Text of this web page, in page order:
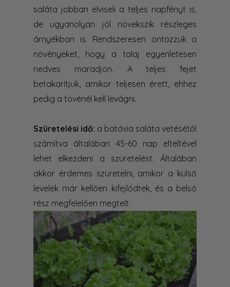
saláta jobban elviseli a teljes napfényt is,
de ugyanolyan jól növekszik részleges
árnyékban is. Rendszeresen öntözzük a
növényeket, hogy a talaj egyenletesen
nedves maradjon. A teljes fejet
betakarítjuk, amikor teljesen érett, ehhez
pedig a tövénél kell levágni.
Szüretelési idő: a batávia saláta vetésétől
számítva általában 45-60 nap elteltével
lehet elkezdeni a szüretelést. Általában
akkor érdemes szüretelni, amikor a külső
levelek már kellően kifejlődtek, és a belső
rész megfelelően megtelt.